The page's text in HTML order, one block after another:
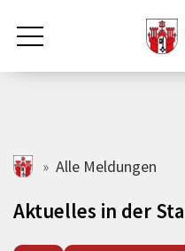
Zum Hauptinhalt springen
Rathaus & Politik
Leben & Arbeiten
schmallenberg.de
Alle Meldungen
Aktuelles in der